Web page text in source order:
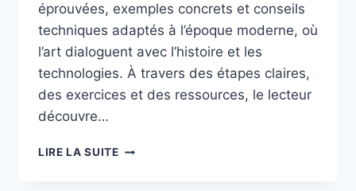
éprouvées, exemples concrets et conseils
techniques adaptés à l’époque moderne, où
l’art dialoguent avec l’histoire et les
technologies. À travers des étapes claires,
des exercices et des ressources, le lecteur
découvre…
LIRE LA SUITECRÉER